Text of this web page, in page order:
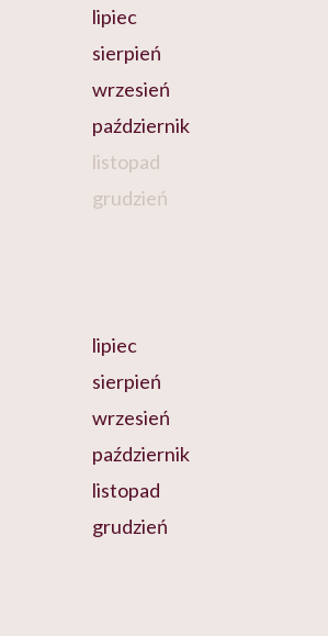
lipiec
sierpień
wrzesień
październik
listopad
grudzień
lipiec
sierpień
wrzesień
październik
listopad
grudzień